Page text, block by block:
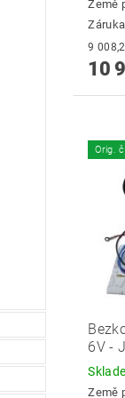
Země
10
Orig.
6V -
Země